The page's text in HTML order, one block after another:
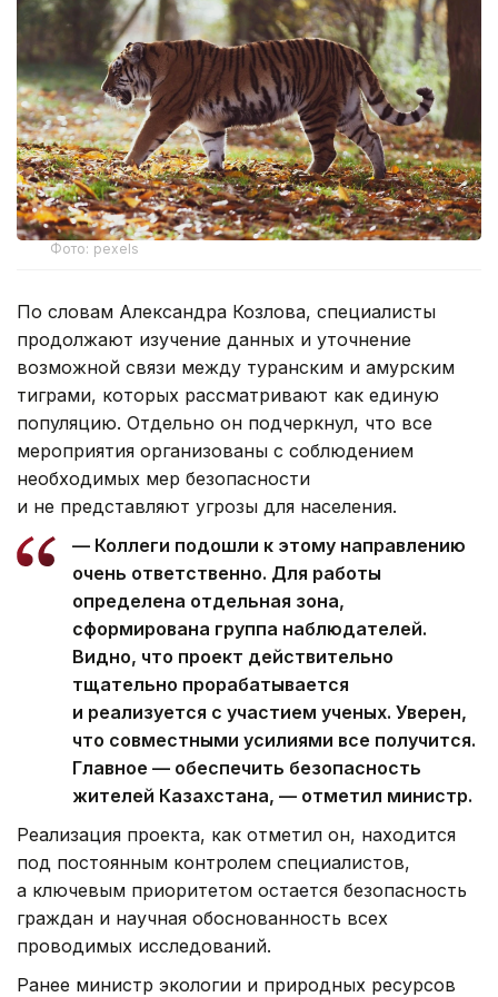
Фото: pexels
По словам Александра Козлова, специалисты
продолжают изучение данных и уточнение
возможной связи между туранским и амурским
тиграми, которых рассматривают как единую
популяцию. Отдельно он подчеркнул, что все
мероприятия организованы с соблюдением
необходимых мер безопасности
и не представляют угрозы для населения.
— Коллеги подошли к этому направлению
очень ответственно. Для работы
определена отдельная зона,
сформирована группа наблюдателей.
Видно, что проект действительно
тщательно прорабатывается
и реализуется с участием ученых. Уверен,
что совместными усилиями все получится.
Главное — обеспечить безопасность
жителей Казахстана, — отметил министр.
Реализация проекта, как отметил он, находится
под постоянным контролем специалистов,
а ключевым приоритетом остается безопасность
граждан и научная обоснованность всех
проводимых исследований.
Ранее министр экологии и природных ресурсов